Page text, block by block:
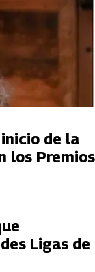
de la
los Premios
Ligas de